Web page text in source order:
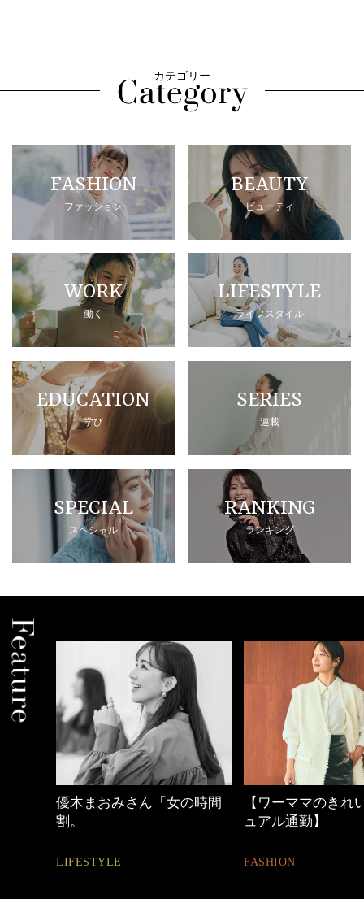
カテゴリー
FASHION
ファッション
BEAUTY
ビューティ
WORK
働く
LIFESTYLE
ライフスタイル
EDUCATION
学び
SERIES
連載
SPECIAL
スペシャル
RANKING
ランキング
優木まおみさん「女の時間
割。」
LIFESTYLE
【ワーママのきれい
ュアル通勤】
FASHION